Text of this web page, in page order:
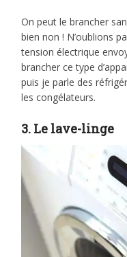
On peut le brancher
bien non ! N’oublions
tension électrique
brancher ce type
puis je parle des
les congélateurs.
3. Le lave-linge